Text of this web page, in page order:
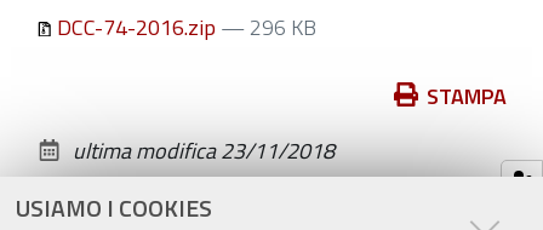
USIAMO I COOKIES
DCC-74-2016.zip — 296 KB
documento
STAMPA
ultima modifica23/11/2018